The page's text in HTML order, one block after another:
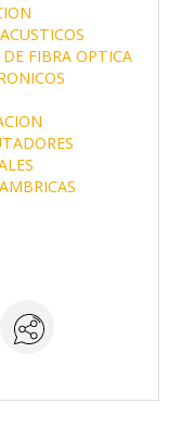
DE FIBRA OPTICA